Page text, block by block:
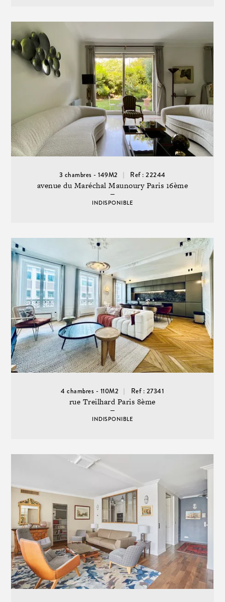
3 chambres - 149M2 Ref : 22244
avenue du Maréchal Maunoury Paris 16ème
INDISPONIBLE
4 chambres - 110M2 Ref : 27341
rue Treilhard Paris 8ème
INDISPONIBLE